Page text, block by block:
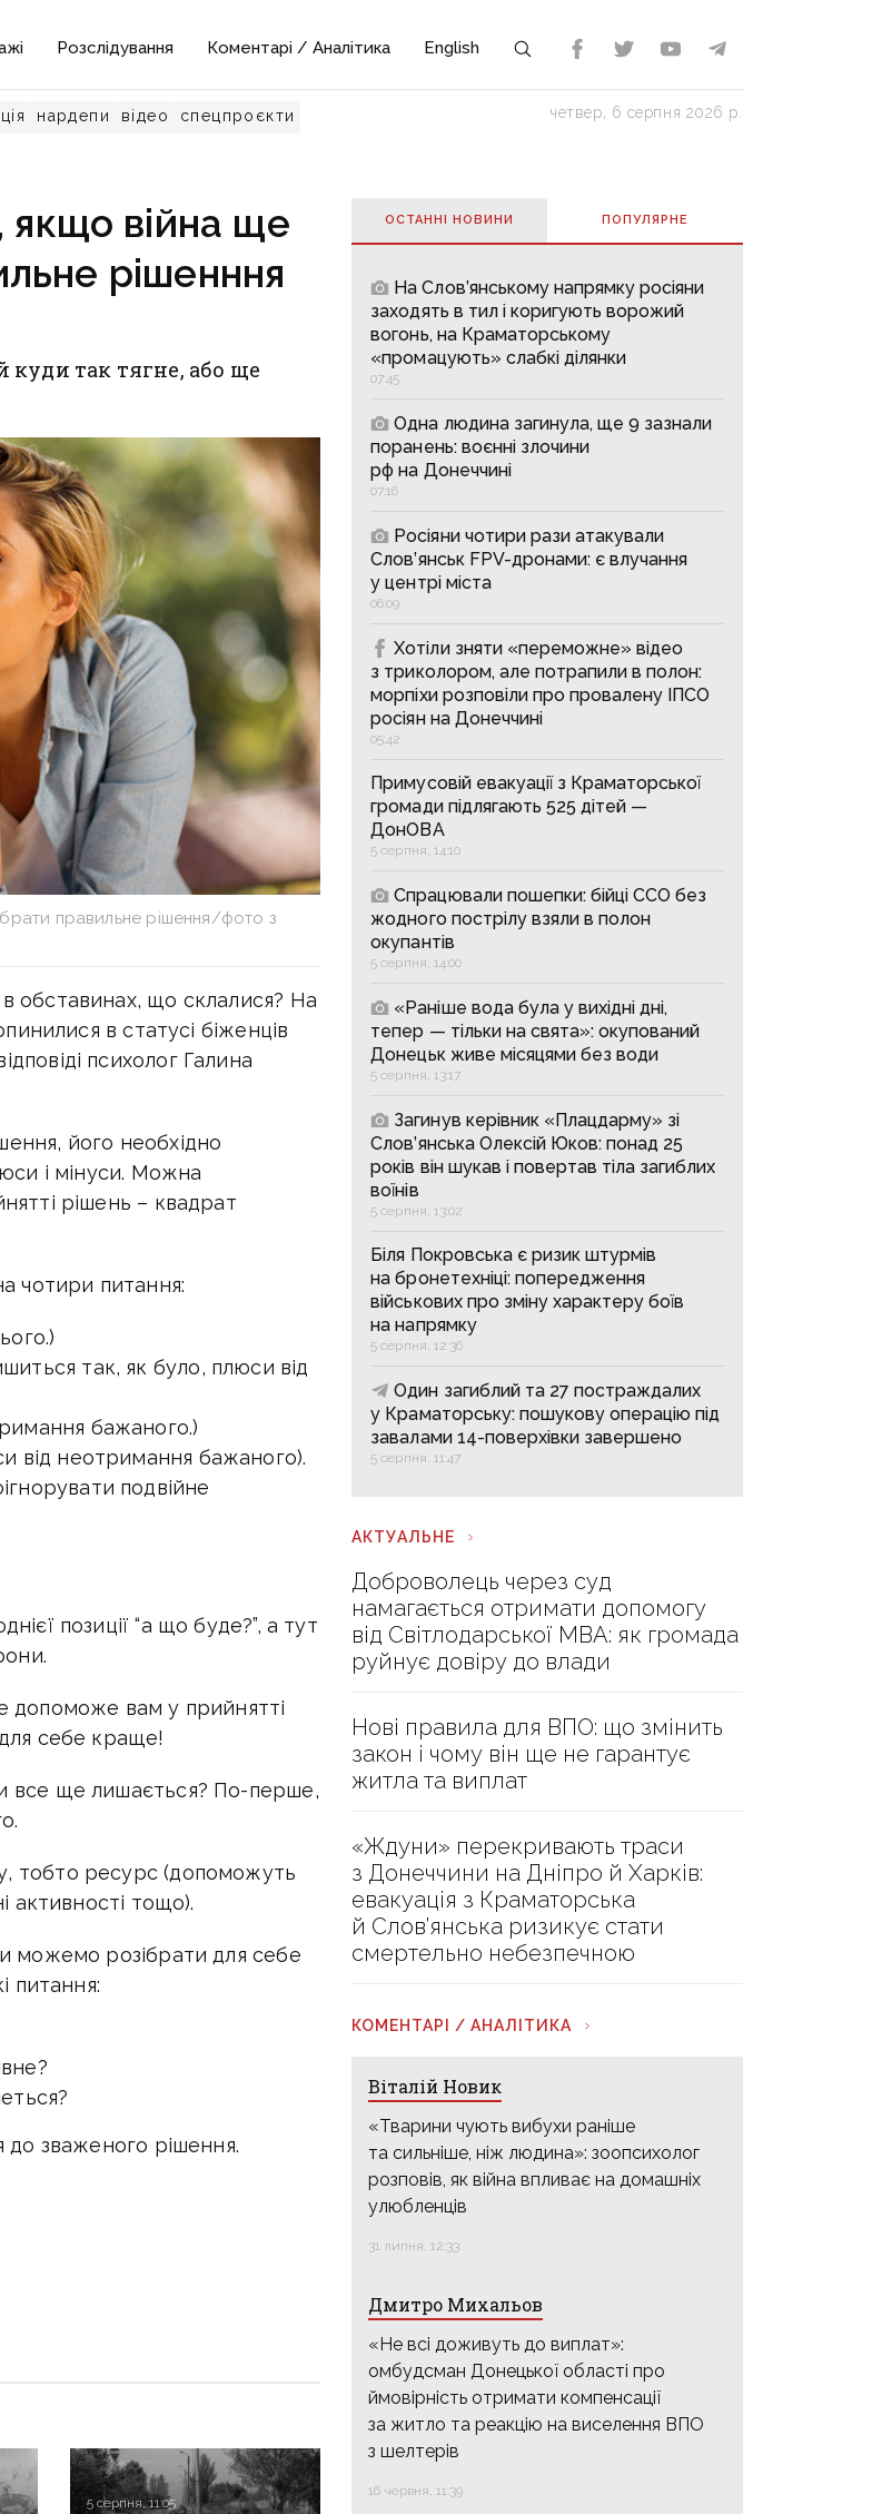
Розслідування Коментарі / Аналітика English
нардепи відео спецпроєкти четвер, 6 серпня 2026 р.
якщо війна ще
рішенння
так тягне, або ще
правильне рішення/фото з
обставинах, що склалися? На
в статусі біженців
психолог Галина
його необхідно
і мінуси. Можна
рішень – квадрат
чотири питання:
так, як було, плюси від
бажаного.)
від неотримання бажаного).
подвійне
позиції “а що буде?”, а тут
допоможе вам у прийнятті
себе краще!
все ще лишається? По-перше,
тобто ресурс (допоможуть
активності тощо).
можемо розібрати для себе
питання:
до зваженого рішення.
5 серпня, 11:05
ОСТАННІ НОВИНИ ПОПУЛЯРНE
На Слов’янському напрямку росіяни
заходять в тил і коригують ворожий
вогонь, на Краматорському
«промацують» слабкі ділянки
07:45
Одна людина загинула, ще 9 зазнали
поранень: воєнні злочини
рф на Донеччині
07:16
Росіяни чотири рази атакували
Слов’янськ FPV-дронами: є влучання
у центрі міста
06:09
Хотіли зняти «переможне» відео
з триколором, але потрапили в полон:
морпіхи розповіли про провалену ІПСО
росіян на Донеччині
05:42
Примусовій евакуації з Краматорської
громади підлягають 525 дітей —
ДонОВА
5 серпня, 14:10
Спрацювали пошепки: бійці ССО без
жодного пострілу взяли в полон
окупантів
5 серпня, 14:00
«Раніше вода була у вихідні дні,
тепер — тільки на свята»: окупований
Донецьк живе місяцями без води
5 серпня, 13:17
Загинув керівник «Плацдарму» зі
Слов’янська Олексій Юков: понад 25
років він шукав і повертав тіла загиблих
воїнів
5 серпня, 13:02
Біля Покровська є ризик штурмів
на бронетехніці: попередження
військових про зміну характеру боїв
на напрямку
5 серпня, 12:36
Один загиблий та 27 постраждалих
у Краматорську: пошукову операцію під
завалами 14-поверхівки завершено
5 серпня, 11:47
АКТУАЛЬНЕ
Доброволець через суд
намагається отримати допомогу
від Світлодарської МВА: як громада
руйнує довіру до влади
Нові правила для ВПО: що змінить
закон і чому він ще не гарантує
житла та виплат
«Ждуни» перекривають траси
з Донеччини на Дніпро й Харків:
евакуація з Краматорська
й Слов’янська ризикує стати
смертельно небезпечною
КОМЕНТАРІ / АНАЛІТИКА
Віталій Новик
«Тварини чують вибухи раніше
та сильніше, ніж людина»: зоопсихолог
розповів, як війна впливає на домашніх
улюбленців
31 липня, 12:33
Дмитро Михальов
«Не всі доживуть до виплат»:
омбудсман Донецької області про
ймовірність отримати компенсації
за житло та реакцію на виселення ВПО
з шелтерів
16 червня, 11:39